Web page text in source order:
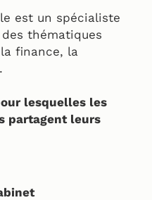
est un spécialiste
thématiques
finance, la
lesquelles les
partagent leurs